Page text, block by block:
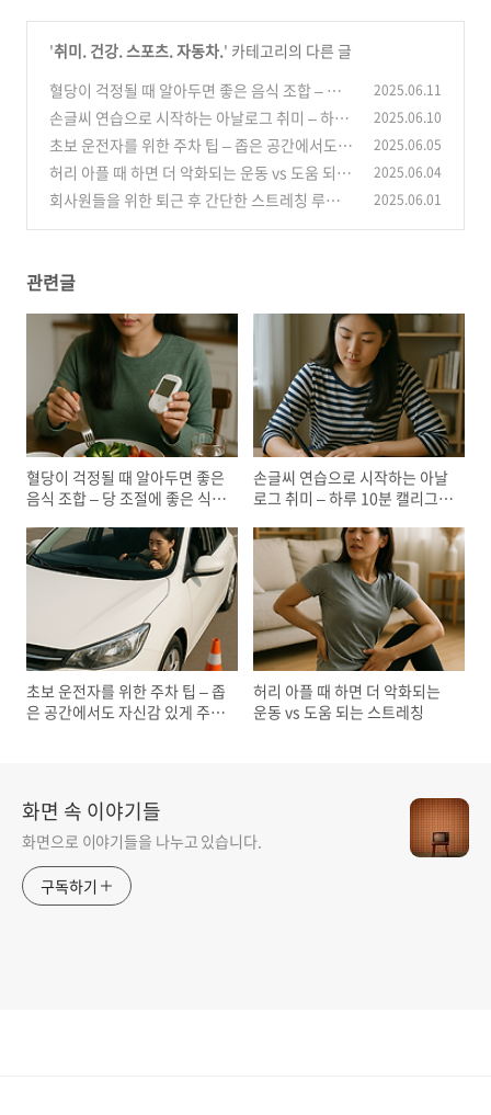
'취미. 건강. 스포츠. 자동차.' 카테고리의 다른 글
혈당이 걱정될 때 알아두면 좋은 음식 조합 – 당
조절에 좋은 식습관
(2)
2025.06.11
손글씨 연습으로 시작하는 아날로그 취미 – 하루
10분 캘리그라피 루틴
(5)
2025.06.10
초보 운전자를 위한 주차 팁 – 좁은 공간에서도
자신감 있게 주차하는 법
(1)
2025.06.05
허리 아플 때 하면 더 악화되는 운동 vs 도움 되는
스트레칭
(0)
2025.06.04
회사원들을 위한 퇴근 후 간단한 스트레칭 루틴 –
2025.06.01
관련글
혈당이 걱정될 때 알아두면 좋은
음식 조합 – 당 조절에 좋은 식습
손글씨 연습으로 시작하는 아날
로그 취미 – 하루 10분 캘리그라
초보 운전자를 위한 주차 팁 – 좁
은 공간에서도 자신감 있게 주차
허리 아플 때 하면 더 악화되는
운동 vs 도움 되는 스트레칭
화면 속 이야기들
화면으로 이야기들을 나누고 있습니다.
구독하기